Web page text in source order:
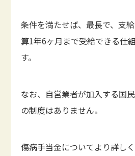
条件を満たせば、最長で、支
算1年6ヶ月まで受給できる仕
す。
なお、自営業者が加入する国
の制度はありません。
傷病手当金についてより詳しく